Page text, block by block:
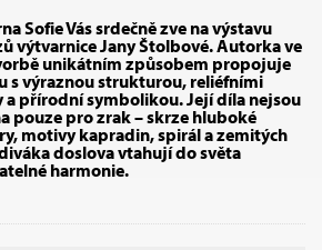
Sofie Vás srdečně zve na výstavu
výtvarnice Jany Štolbové. Autorka ve
unikátním způsobem propojuje
s výraznou strukturou, reliéfními
a přírodní symbolikou. Její díla nejsou
pouze pro zrak – skrze hluboké
motivy kapradin, spirál a zemitých
doslova vtahují do světa
harmonie.